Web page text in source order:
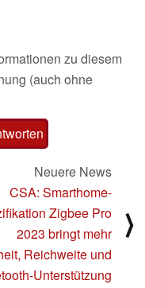
zu diesem
(auch ohne
Neuere News
CSA: Smarthome-
Zigbee Pro
2023 bringt mehr
Reichweite und
Unterstützung
⟩